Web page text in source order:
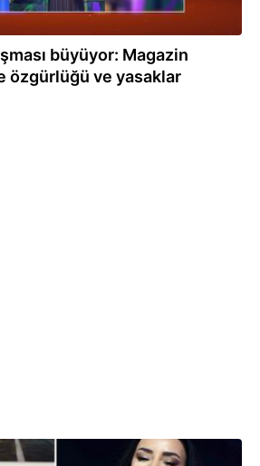
büyüyor: Magazin
özgürlüğü ve yasaklar